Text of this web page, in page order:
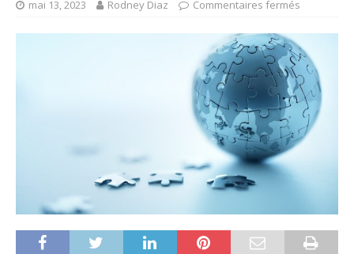
mai 13, 2023 Rodney Diaz Commentaires fermés